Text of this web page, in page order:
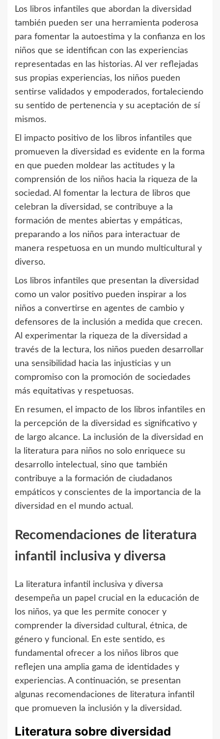
Los libros infantiles que abordan la diversidad
también pueden ser una herramienta poderosa
para fomentar la autoestima y la confianza en los
niños que se identifican con las experiencias
representadas en las historias. Al ver reflejadas
sus propias experiencias, los niños pueden
sentirse validados y empoderados, fortaleciendo
su sentido de pertenencia y su aceptación de sí
mismos.
El impacto positivo de los libros infantiles que
promueven la diversidad es evidente en la forma
en que pueden moldear las actitudes y la
comprensión de los niños hacia la riqueza de la
sociedad. Al fomentar la lectura de libros que
celebran la diversidad, se contribuye a la
formación de mentes abiertas y empáticas,
preparando a los niños para interactuar de
manera respetuosa en un mundo multicultural y
diverso.
Los libros infantiles que presentan la diversidad
como un valor positivo pueden inspirar a los
niños a convertirse en agentes de cambio y
defensores de la inclusión a medida que crecen.
Al experimentar la riqueza de la diversidad a
través de la lectura, los niños pueden desarrollar
una sensibilidad hacia las injusticias y un
compromiso con la promoción de sociedades
más equitativas y respetuosas.
En resumen, el impacto de los libros infantiles en
la percepción de la diversidad es significativo y
de largo alcance. La inclusión de la diversidad en
la literatura para niños no solo enriquece su
desarrollo intelectual, sino que también
contribuye a la formación de ciudadanos
empáticos y conscientes de la importancia de la
diversidad en el mundo actual.
Recomendaciones de literatura
infantil inclusiva y diversa
La literatura infantil inclusiva y diversa
desempeña un papel crucial en la educación de
los niños, ya que les permite conocer y
comprender la diversidad cultural, étnica, de
género y funcional. En este sentido, es
fundamental ofrecer a los niños libros que
reflejen una amplia gama de identidades y
experiencias. A continuación, se presentan
algunas recomendaciones de literatura infantil
que promueven la inclusión y la diversidad.
Literatura sobre diversidad